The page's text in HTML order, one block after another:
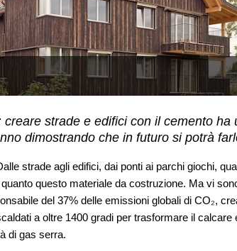
strade e edifici con il cemento
dimostrando che in futuro si potrà
strade agli edifici, dai ponti ai parchi giochi,
questo materiale da costruzione. Ma vi
del 37% delle emissioni globali di CO₂,
a oltre 1400 gradi per trasformare il
di gas serra.